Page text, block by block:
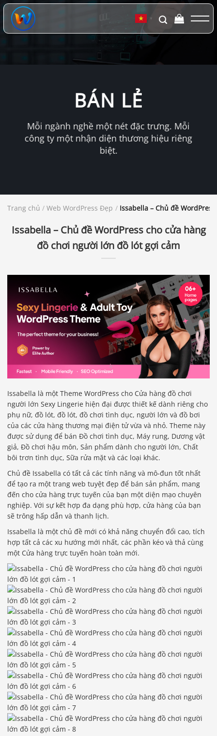
Chuyển
đến
dung
▼
BÁN LẺ
Mỗi ngành nghề một nét đặc trưng. Mỗi
công ty một nhận diện thương hiệu riêng
biệt.
Trang chủ / Web WordPress Đẹp / Issabella – Chủ đề
Issabella – Chủ đề WordPress cho cửa hàng
đồ chơi người lớn đồ lót gợi cảm
Issabella là một Theme WordPress cho Cửa hàng đồ chơi
người lớn Sexy Lingerie hiện đại được thiết kế dành riêng cho
phụ nữ, đồ lót, đồ lót, đồ chơi tình dục, người lớn và đồ bơi
của các cửa hàng thương mại điện tử vừa và nhỏ. Theme này
được sử dụng để bán Đồ chơi tình dục, Máy rung, Dương vật
giả, Đồ chơi hậu môn, Sản phẩm dành cho người lớn, Chất
bôi trơn tình dục, Sữa rửa mặt và các loại khác.
Chủ đề Issabella có tất cả các tính năng và mô-đun tốt nhất
để tạo ra một trang web tuyệt đẹp để bán sản phẩm, mang
đến cho cửa hàng trực tuyến của bạn một diện mạo chuyên
nghiệp. Với sự kết hợp đa dạng phù hợp, cửa hàng của bạn
sẽ trông hấp dẫn và thanh lịch.
Issabella là một chủ đề mới có khả năng chuyển đổi cao, tích
hợp tất cả các xu hướng mới nhất, các phần kéo và thả cùng
một Cửa hàng trực tuyến hoàn toàn mới.